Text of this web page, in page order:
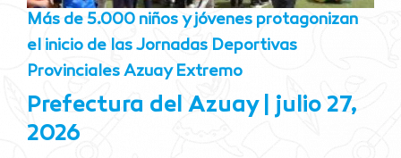
Más de 5.000 niños y jóvenes protagonizan
el inicio de las Jornadas Deportivas
Provinciales Azuay Extremo
Prefectura del Azuay
julio 27,
2026